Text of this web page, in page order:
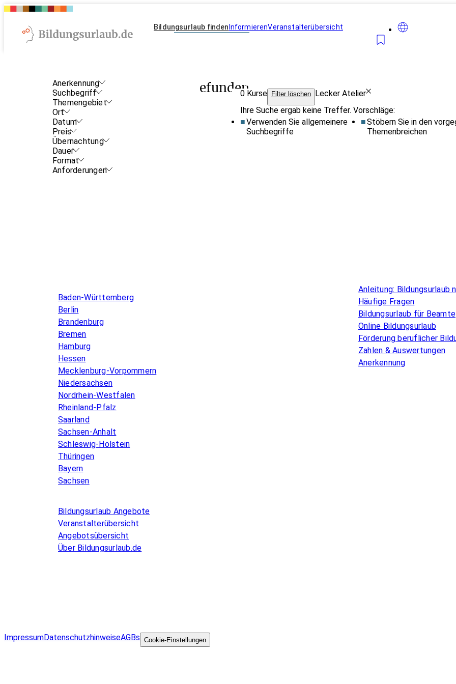
Bildungsurlaub finden InformierenVeranstalterübersicht
Keine Bildungsurlaube gefunden
Anerkennung
Suchbegriff
Themengebiet
Ort
Datum
Preis
Übernachtung
Dauer
Format
Anforderungen
Karte anzeigen
0 Kurse Filter löschen Lecker Atelier
Ihre Suche ergab keine Treffer. Vorschläge:
Verwenden Sie allgemeinere
Suchbegriffe
Stöbern Sie in den
Themenbreichen
Baden-Württemberg
Berlin
Brandenburg
Bremen
Hamburg
Hessen
Mecklenburg-Vorpommern
Niedersachsen
Nordrhein-Westfalen
Rheinland-Pfalz
Saarland
Sachsen-Anhalt
Schleswig-Holstein
Thüringen
Bayern
Sachsen
Anleitung: Bildungsurlaub
Häufige Fragen
Bildungsurlaub für Beamte
Online Bildungsurlaub
Förderung beruflicher
Zahlen & Auswertungen
Anerkennung
Bildungsurlaub Angebote
Veranstalterübersicht
Angebotsübersicht
Über Bildungsurlaub.de
ImpressumDatenschutzhinweiseAGBs Cookie-Einstellungen